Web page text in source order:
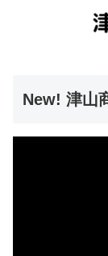
New! 津山